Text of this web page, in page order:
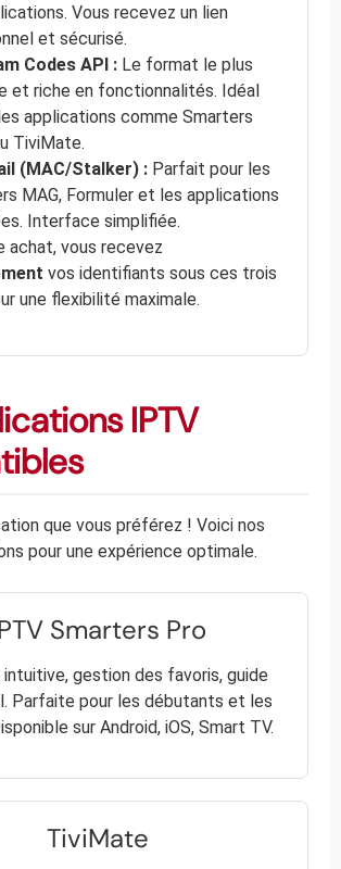
Vous recevez un lien
et sécurisé.
Codes API : Le format le plus
et riche en fonctionnalités. Idéal
applications comme Smarters
TiviMate.
(MAC/Stalker) : Parfait pour les
MAG, Formuler et les applications
Interface simplifiée.
achat, vous recevez
vos identifiants sous ces trois
une flexibilité maximale.
IPTV
que vous préférez ! Voici nos
pour une expérience optimale.
Smarters Pro
gestion des favoris, guide
Parfaite pour les débutants et les
sur Android, iOS, Smart TV.
TiviMate